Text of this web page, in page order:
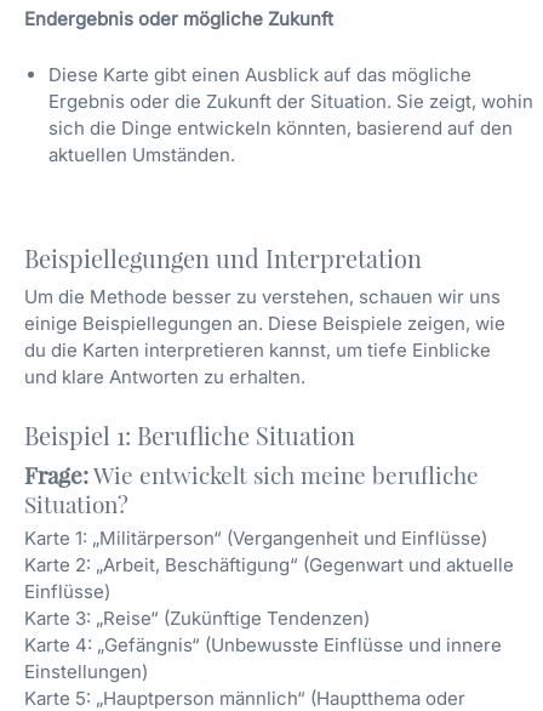
Endergebnis oder mögliche Zukunft
Diese Karte gibt einen Ausblick auf das mögliche
Ergebnis oder die Zukunft der Situation. Sie zeigt, wohin
sich die Dinge entwickeln könnten, basierend auf den
aktuellen Umständen.
Beispiellegungen und Interpretation
Um die Methode besser zu verstehen, schauen wir uns
einige Beispiellegungen an. Diese Beispiele zeigen, wie
du die Karten interpretieren kannst, um tiefe Einblicke
und klare Antworten zu erhalten.
Beispiel 1: Berufliche Situation
Frage:Wie entwickelt sich meine berufliche
Situation?
Karte 1: „Militärperson“ (Vergangenheit und Einflüsse)
Karte 2: „Arbeit, Beschäftigung“ (Gegenwart und aktuelle
Einflüsse)
Karte 3: „Reise“ (Zukünftige Tendenzen)
Karte 4: „Gefängnis“ (Unbewusste Einflüsse und innere
Einstellungen)
Karte 5: „Hauptperson männlich“ (Hauptthema oder